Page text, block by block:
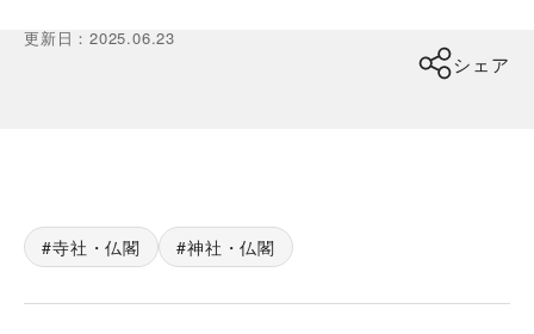
更新日 ：2025.06.23
シェア
寺社・仏閣 神社・仏閣